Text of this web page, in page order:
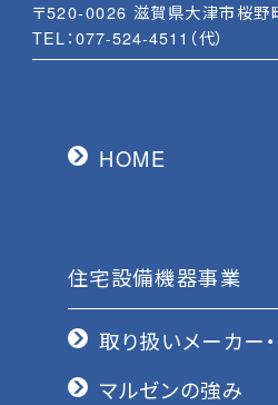
〒520-0026 滋賀県大津市桜野
TEL：077-524-4511 （代）
HOME
住宅設備機器事業
取り扱いメーカー
マルゼンの強み